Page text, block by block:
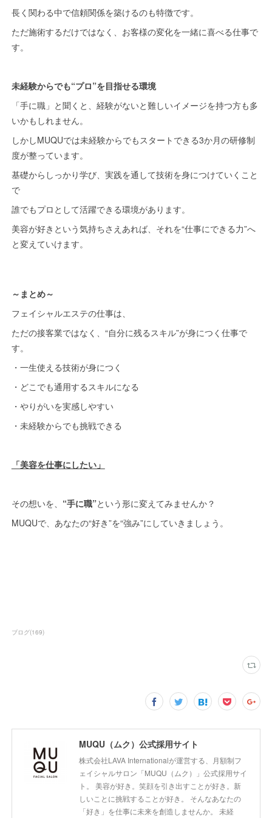
長く関わる中で信頼関係を築けるのも特徴です。
ただ施術するだけではなく、お客様の変化を一緒に喜べる仕事で
す。
未経験からでも“プロ”を目指せる環境
「手に職」と聞くと、経験がないと難しいイメージを持つ方も多
いかもしれません。
しかしMUQUでは未経験からでもスタートできる3か月の研修制
度が整っています。
基礎からしっかり学び、実践を通して技術を身につけていくこと
で
誰でもプロとして活躍できる環境があります。
美容が好きという気持ちさえあれば、それを“仕事にできる力”へ
と変えていけます。
～まとめ～
フェイシャルエステの仕事は、
ただの接客業ではなく、“自分に残るスキル”が身につく仕事で
す。
・一生使える技術が身につく
・どこでも通用するスキルになる
・やりがいを実感しやすい
・未経験からでも挑戦できる
「美容を仕事にしたい」
その想いを、 “手に職”という形に変えてみませんか？
MUQUで、あなたの“好き”を“強み”にしていきましょう。
ブログ(169)
MUQU（ムク）公式採用サイト
株式会社LAVA Internationalが運営する、月額制フ
ェイシャルサロン「MUQU（ムク）」公式採用サイ
ト。 美容が好き。笑顔を引き出すことが好き。新
しいことに挑戦することが好き。 そんなあなたの
「好き」を仕事に未来を創造しませんか。 未経